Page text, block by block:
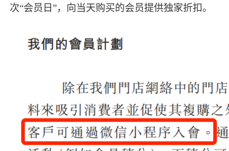
次“会员日”，向当天购买的会员提供独家折扣。